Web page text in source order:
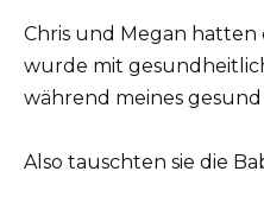
Chris und Megan hatten
wurde mit
während meines gesund
Also tauschten sie die